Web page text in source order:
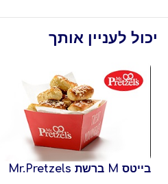
יכול לעניין אותך
בייטס M ברשת Mr.Pretzels